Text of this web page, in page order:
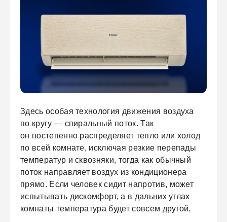
Здесь особая технология движения воздуха
по кругу — спиральный поток. Так
он постепенно распределяет тепло или холод
по всей комнате, исключая резкие перепады
температур и сквозняки, тогда как обычный
поток направляет воздух из кондиционера
прямо. Если человек сидит напротив, может
испытывать дискомфорт, а в дальних углах
комнаты температура будет совсем другой.